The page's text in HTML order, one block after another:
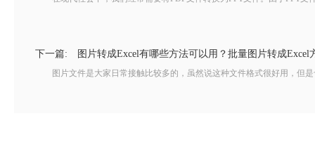
下一篇: 图片转成Excel有哪些方法可以用？批量图片转成Excel
图片文件是大家日常接触比较多的，虽然说这种文件格式很好用，但是